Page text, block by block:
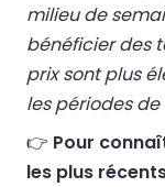
milieu de
bénéficier des
prix sont plus
les périodes
👉 Pour
les plus